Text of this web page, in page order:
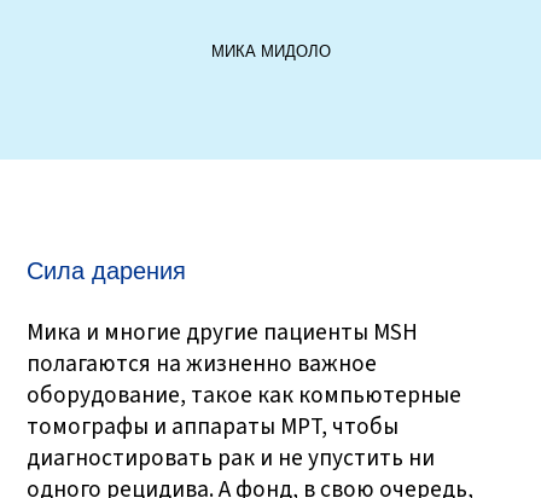
МИКА МИДОЛО
Сила дарения
Мика и многие другие пациенты MSH
полагаются на жизненно важное
оборудование, такое как компьютерные
томографы и аппараты МРТ, чтобы
диагностировать рак и не упустить ни
одного рецидива. А фонд, в свою очередь,